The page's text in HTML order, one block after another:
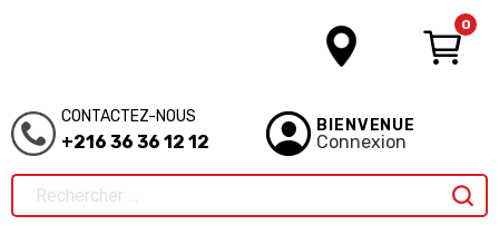
0
CONTACTEZ-NOUS
+216 36 36 12 12
BIENVENUE
Connexion